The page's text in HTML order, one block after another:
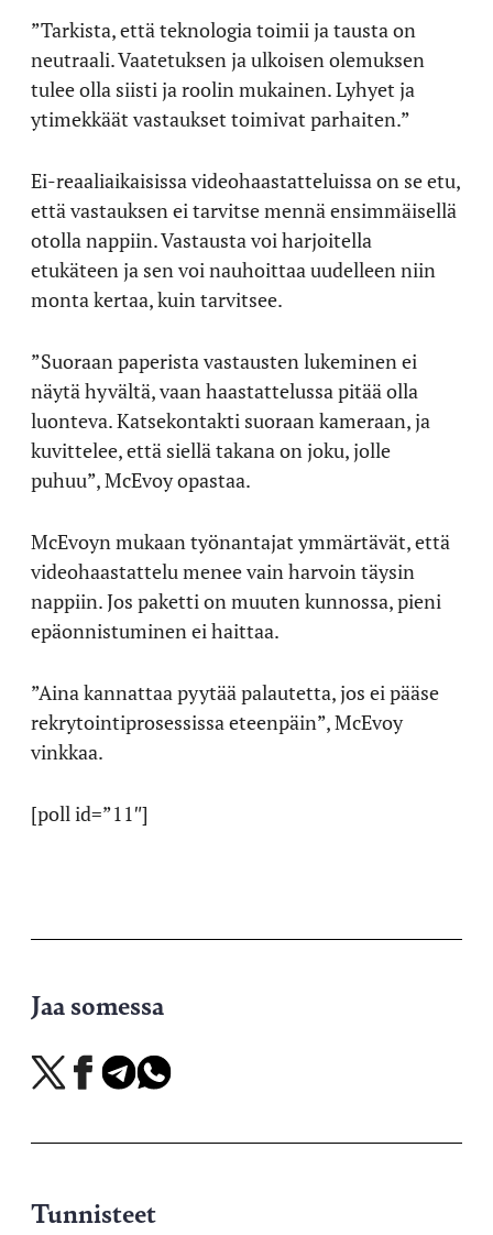
”Tarkista, että teknologia toimii ja tausta on
neutraali. Vaatetuksen ja ulkoisen olemuksen
tulee olla siisti ja roolin mukainen. Lyhyet ja
ytimekkäät vastaukset toimivat parhaiten.”
Ei-reaaliaikaisissa videohaastatteluissa on se etu,
että vastauksen ei tarvitse mennä ensimmäisellä
otolla nappiin. Vastausta voi harjoitella
etukäteen ja sen voi nauhoittaa uudelleen niin
monta kertaa, kuin tarvitsee.
”Suoraan paperista vastausten lukeminen ei
näytä hyvältä, vaan haastattelussa pitää olla
luonteva. Katsekontakti suoraan kameraan, ja
kuvittelee, että siellä takana on joku, jolle
puhuu”, McEvoy opastaa.
McEvoyn mukaan työnantajat ymmärtävät, että
videohaastattelu menee vain harvoin täysin
nappiin. Jos paketti on muuten kunnossa, pieni
epäonnistuminen ei haittaa.
”Aina kannattaa pyytää palautetta, jos ei pääse
rekrytointiprosessissa eteenpäin”, McEvoy
vinkkaa.
[poll id=”11″]
Jaa somessa
Jaa
X-
Jaa
Facebookissa
Jaa
Telegramissa
Jaa
WhatsAppissa
Tunnisteet